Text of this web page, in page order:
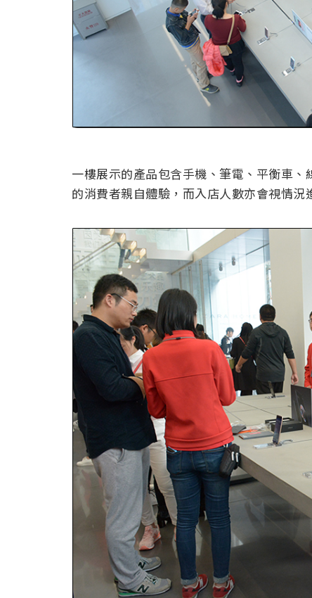
一樓展示的產品包含手機、筆電、平衡車
的消費者親自體驗，而入店人數亦會視情